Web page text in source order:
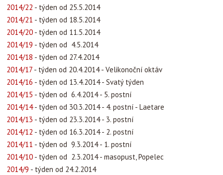
2014/22 - týden od 25.5.2014
2014/21 - týden od 18.5.2014
2014/20 - týden od 11.5.2014
2014/19 - týden od 4.5.2014
2014/18 - týden od 27.4.2014
2014/17 - týden od 20.4.2014 - Velikonoční oktáv
2014/16 - týden od 13.4.2014 - Svatý týden
2014/15 - týden od 6.4.2014 - 5. postní
2014/14- týden od 30.3.2014 - 4. postní - Laetare
2014/13 - týden od 23.3.2014 - 3. postní
2014/12 - týden od 16.3.2014 - 2. postní
2014/11 - týden od 9.3.2014 - 1. postní
2014/10 - týden od 2.3.2014 - masopust, Popelec
2014/9 - týden od 24.2.2014